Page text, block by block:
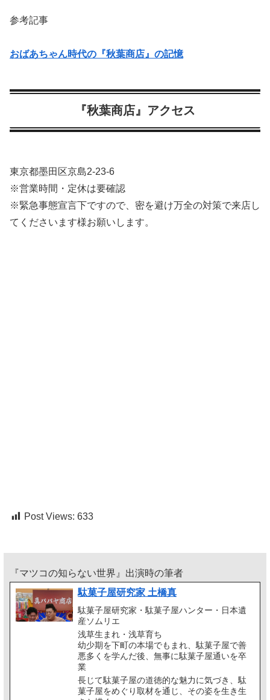
参考記事
おばあちゃん時代の『秋葉商店』の記憶
『秋葉商店』アクセス
東京都墨田区京島2-23-6
※営業時間・定休は要確認
※緊急事態宣言下ですので、密を避け万全の対策で来店し
てくださいます様お願いします。
Post Views: 633
『マツコの知らない世界』出演時の筆者
駄菓子屋研究家 土橋真
駄菓子屋研究家・駄菓子屋ハンター・日本遺
産ソムリエ
浅草生まれ・浅草育ち
幼少期を下町の本場でもまれ、駄菓子屋で善
悪多くを学んだ後、無事に駄菓子屋通いを卒
業
長じて駄菓子屋の道徳的な魅力に気づき、駄
菓子屋をめぐり取材を通じ、その姿を生き生